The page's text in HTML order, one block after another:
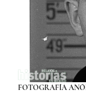
FOTOGRAFÍA